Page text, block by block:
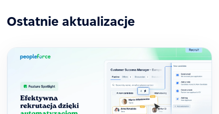
Ostatnie aktualizacje